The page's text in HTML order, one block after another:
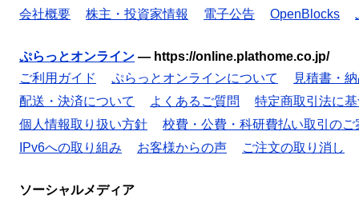
会社概要
株主・投資家情報 電子公告 OpenBlocks
ぷらっとオンライン — https://online.plathome.co.jp/
ご利用ガイド
ぷらっとオンラインについて
見積書・
配送・決済について
よくあるご質問
特定商取引法に
個人情報取り扱い方針
校費・公費・科研費払い取引のご
IPv6への取り組み
お客様からの声 ご注文の取り消し
ソーシャルメディア